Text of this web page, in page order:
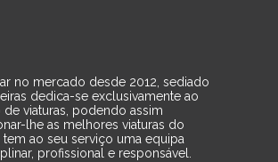
no mercado desde 2012, sediado
dedica-se exclusivamente ao
viaturas, podendo assim
lhe as melhores viaturas do
tem ao seu serviço uma equipa
profissional e responsável.